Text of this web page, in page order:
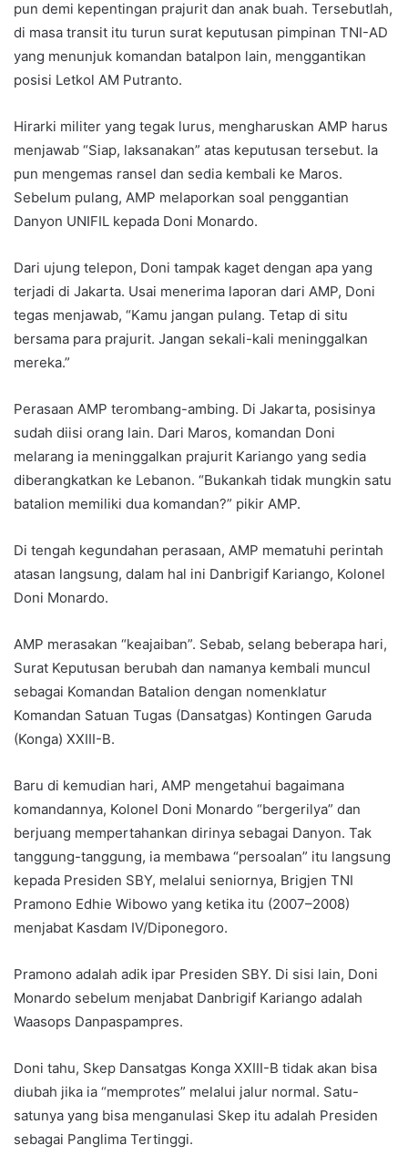
pun demi kepentingan prajurit dan anak buah. Tersebutlah,
di masa transit itu turun surat keputusan pimpinan TNI-AD
yang menunjuk komandan batalpon lain, menggantikan
posisi Letkol AM Putranto.
Hirarki militer yang tegak lurus, mengharuskan AMP harus
menjawab “Siap, laksanakan” atas keputusan tersebut. Ia
pun mengemas ransel dan sedia kembali ke Maros.
Sebelum pulang, AMP melaporkan soal penggantian
Danyon UNIFIL kepada Doni Monardo.
Dari ujung telepon, Doni tampak kaget dengan apa yang
terjadi di Jakarta. Usai menerima laporan dari AMP, Doni
tegas menjawab, “Kamu jangan pulang. Tetap di situ
bersama para prajurit. Jangan sekali-kali meninggalkan
mereka.”
Perasaan AMP terombang-ambing. Di Jakarta, posisinya
sudah diisi orang lain. Dari Maros, komandan Doni
melarang ia meninggalkan prajurit Kariango yang sedia
diberangkatkan ke Lebanon. “Bukankah tidak mungkin satu
batalion memiliki dua komandan?” pikir AMP.
Di tengah kegundahan perasaan, AMP mematuhi perintah
atasan langsung, dalam hal ini Danbrigif Kariango, Kolonel
Doni Monardo.
AMP merasakan “keajaiban”. Sebab, selang beberapa hari,
Surat Keputusan berubah dan namanya kembali muncul
sebagai Komandan Batalion dengan nomenklatur
Komandan Satuan Tugas (Dansatgas) Kontingen Garuda
(Konga) XXIII-B.
Baru di kemudian hari, AMP mengetahui bagaimana
komandannya, Kolonel Doni Monardo “bergerilya” dan
berjuang mempertahankan dirinya sebagai Danyon. Tak
tanggung-tanggung, ia membawa “persoalan” itu langsung
kepada Presiden SBY, melalui seniornya, Brigjen TNI
Pramono Edhie Wibowo yang ketika itu (2007–2008)
menjabat Kasdam IV/Diponegoro.
Pramono adalah adik ipar Presiden SBY. Di sisi lain, Doni
Monardo sebelum menjabat Danbrigif Kariango adalah
Waasops Danpaspampres.
Doni tahu, Skep Dansatgas Konga XXIII-B tidak akan bisa
diubah jika ia “memprotes” melalui jalur normal. Satu-
satunya yang bisa menganulasi Skep itu adalah Presiden
sebagai Panglima Tertinggi.